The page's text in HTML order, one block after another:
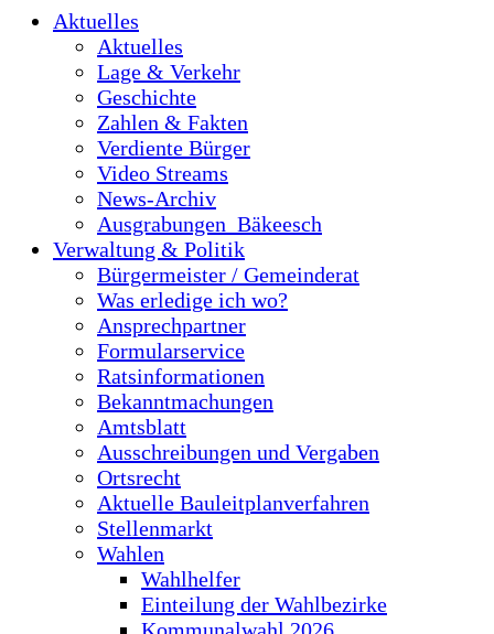
Aktuelles
Aktuelles
Lage & Verkehr
Geschichte
Zahlen & Fakten
Verdiente Bürger
Video Streams
News-Archiv
Ausgrabungen_Bäkeesch
Verwaltung & Politik
Bürgermeister / Gemeinderat
Was erledige ich wo?
Ansprechpartner
Formularservice
Ratsinformationen
Bekanntmachungen
Amtsblatt
Ausschreibungen und Vergaben
Ortsrecht
Aktuelle Bauleitplanverfahren
Stellenmarkt
Wahlen
Wahlhelfer
Einteilung der Wahlbezirke